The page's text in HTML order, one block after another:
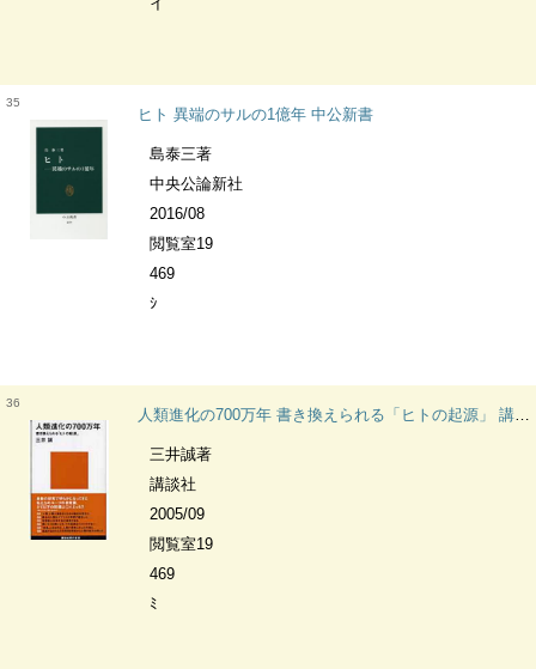
35
ヒト 異端のサルの1億年 中公新書
島泰三著
中央公論新社
2016/08
閲覧室19
469
ｼ
36
人類進化の700万年 書き換えられる「ヒトの起源」 講談社現代新書
三井誠著
講談社
2005/09
閲覧室19
469
ﾐ